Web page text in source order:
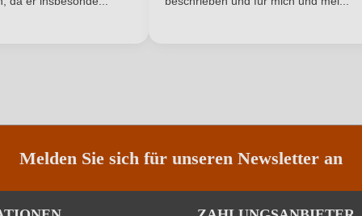
Melden Sie sich für unseren Newsletter an